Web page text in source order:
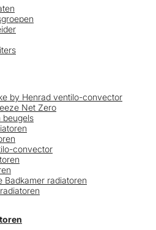
by Henrad ventilo-convector
Net Zero
beugels
convector
Badkamer radiatoren